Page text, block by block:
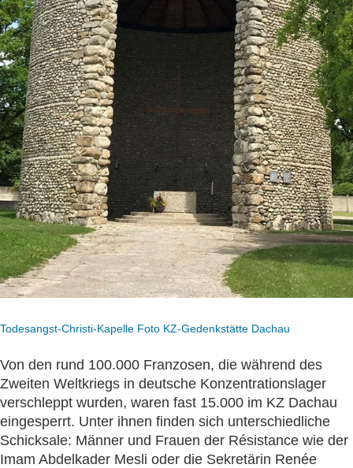
Todesangst-Christi-Kapelle Foto KZ-Gedenkstätte Dachau
Von den rund 100.000 Franzosen, die während des
Zweiten Weltkriegs in deutsche Konzentrationslager
verschleppt wurden, waren fast 15.000 im KZ Dachau
eingesperrt. Unter ihnen finden sich unterschiedliche
Schicksale: Männer und Frauen der Résistance wie der
Imam Abdelkader Mesli oder die Sekretärin Renée